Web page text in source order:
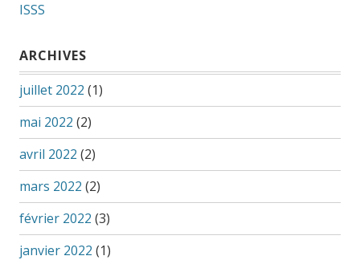
ISSS
ARCHIVES
juillet 2022 (1)
mai 2022 (2)
avril 2022 (2)
mars 2022 (2)
février 2022 (3)
janvier 2022 (1)